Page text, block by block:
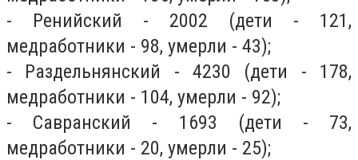
- Ренийский - 2002 (дети - 121,
медработники - 98, умерли - 43);
- Раздельнянский - 4230 (дети - 178,
медработники - 104, умерли - 92);
- Савранский - 1693 (дети - 73,
медработники - 20, умерли - 25);